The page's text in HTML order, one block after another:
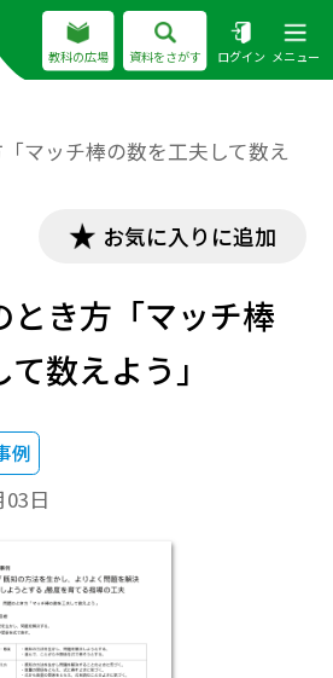
教科の広場 資料をさがす ログイン メニュー
マッチ棒の数を工夫して数え
お気に入りに追加
とき方「マッチ棒
数えよう」
例
03日